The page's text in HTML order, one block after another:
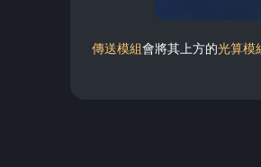
傳送模組會將其上方的光算模